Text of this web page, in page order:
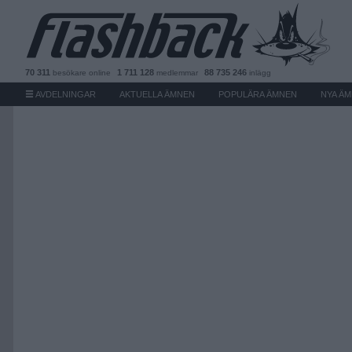
70 311 besökare online 1 711 128 medlemmar 88 735 246 inlägg
AVDELNINGAR AKTUELLA ÄMNEN POPULÄRA ÄMNEN NYA